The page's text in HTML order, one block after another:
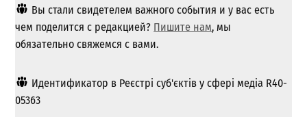
Вы стали свидетелем важного события и у вас есть
чем поделится с редакцией? Пишите нам, мы
обязательно свяжемся с вами.
Идентификатор в Реєстрі суб'єктів у сфері медіа R40-
05363